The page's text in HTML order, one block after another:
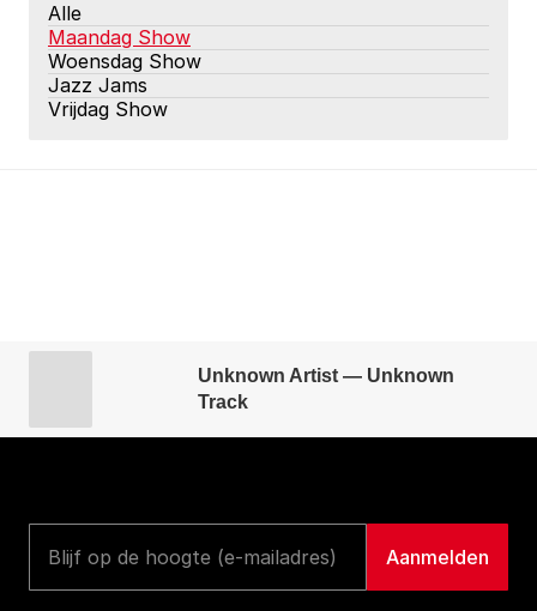
Alle
Maandag Show
Woensdag Show
Jazz Jams
Vrijdag Show
Unknown Artist — Unknown
Track